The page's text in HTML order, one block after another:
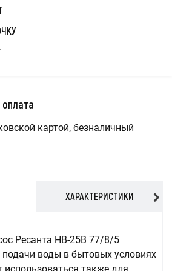
картой, безналичный
ХАРАКТЕРИСТИКИ
Ресанта НВ-25В 77/8/5
подачи воды в бытовых условиях